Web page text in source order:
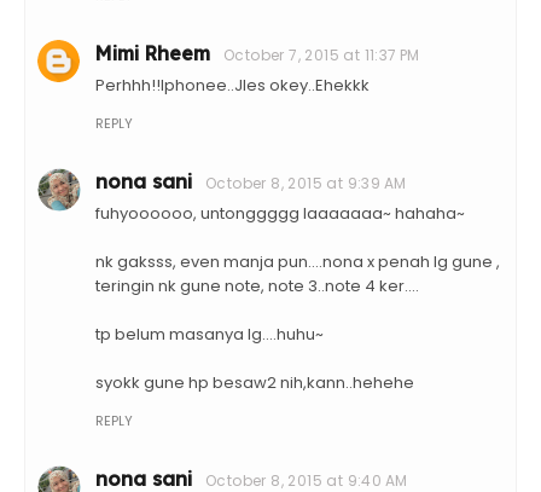
Mimi Rheem October 7, 2015 at 11:37 PM
Perhhh!!Iphonee..Jles okey..Ehekkk
REPLY
nona sani October 8, 2015 at 9:39 AM
fuhyoooooo, untonggggg laaaaaaa~ hahaha~
nk gaksss, even manja pun....nona x penah lg gune ,
teringin nk gune note, note 3..note 4 ker....
tp belum masanya lg....huhu~
syokk gune hp besaw2 nih,kann..hehehe
REPLY
nona sani October 8, 2015 at 9:40 AM